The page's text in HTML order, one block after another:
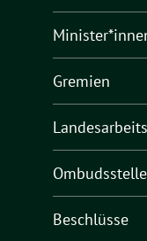
Gremien
Beschlüsse